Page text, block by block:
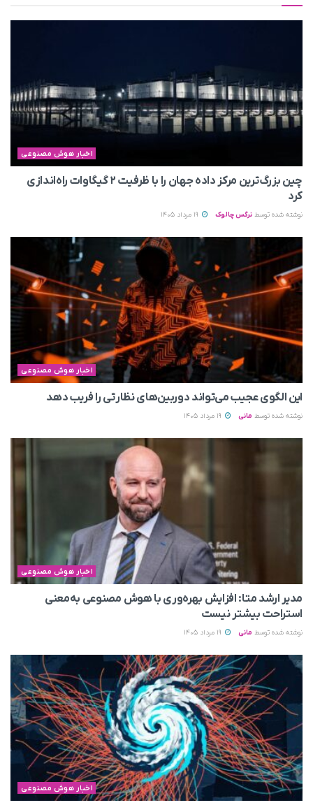
اخبار هوش مصنوعی
چین بزرگ‌ترین مرکز داده جهان را با ظرفیت ۲ گیگاوات راه‌اندازی
کرد
نوشته شده توسط نرگس چالوک
اخبار هوش مصنوعی
این الگوی عجیب می‌تواند دوربین‌های نظارتی را فریب دهد
نوشته شده توسط مانی
اخبار هوش مصنوعی
مدیر ارشد متا: افزایش بهره‌وری با هوش مصنوعی به‌معنی
استراحت بیشتر نیست
نوشته شده توسط مانی
اخبار هوش مصنوعی